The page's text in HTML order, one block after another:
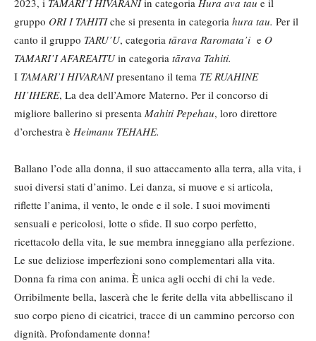
2023, i TAMARI’I HIVARANIin categoria Hura ava tau e il
gruppo ORI I TAHITIche si presenta in categoria hura tau. Per il
canto il gruppo TARU’U, categoria tārava Raromata’i e O
TAMARI’I AFAREAITUin categoria tārava Tahiti.
I TAMARI’I HIVARANIpresentano il tema TE RUAHINE
HI’IHERE, La dea dell’Amore Materno. Per il concorso di
migliore ballerino si presenta Mahiti Pepehau, loro direttore
d’orchestra è Heimanu TEHAHE.
Ballano l’ode alla donna, il suo attaccamento alla terra, alla vita, i
suoi diversi stati d’animo. Lei danza, si muove e si articola,
riflette l’anima, il vento, le onde e il sole. I suoi movimenti
sensuali e pericolosi, lotte o sfide. Il suo corpo perfetto,
ricettacolo della vita, le sue membra inneggiano alla perfezione.
Le sue deliziose imperfezioni sono complementari alla vita.
Donna fa rima con anima. È unica agli occhi di chi la vede.
Orribilmente bella, lascerà che le ferite della vita abbelliscano il
suo corpo pieno di cicatrici, tracce di un cammino percorso con
dignità. Profondamente donna!